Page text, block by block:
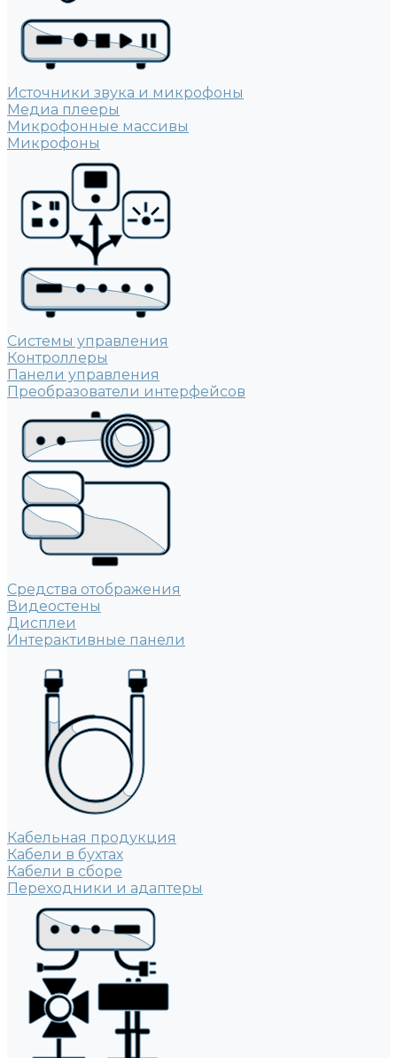
Источники звука и микрофоны
Медиа плееры
Микрофонные массивы
Микрофоны
Системы управления
Контроллеры
Панели управления
Преобразователи интерфейсов
Средства отображения
Видеостены
Дисплеи
Интерактивные панели
Кабельная продукция
Кабели в бухтах
Кабели в сборе
Переходники и адаптеры